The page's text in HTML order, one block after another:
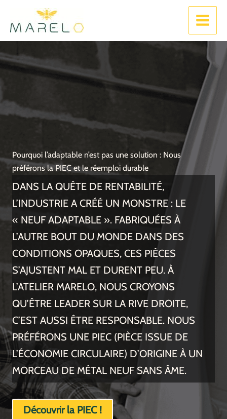
contenu
Pourquoi l’adaptable n’est pas une solution : Nous
préférons la PIEC et le réemploi durable
DANS LA QUÊTE DE RENTABILITÉ,
L’INDUSTRIE A CRÉÉ UN MONSTRE : LE
« NEUF ADAPTABLE ». FABRIQUÉES À
L’AUTRE BOUT DU MONDE DANS DES
CONDITIONS OPAQUES, CES PIÈCES
S’AJUSTENT MAL ET DURENT PEU. À
L’ATELIER MARELO, NOUS CROYONS
QU’ÊTRE LEADER SUR LA RIVE DROITE,
C’EST AUSSI ÊTRE RESPONSABLE. NOUS
PRÉFÉRONS UNE PIEC (PIÈCE ISSUE DE
L’ÉCONOMIE CIRCULAIRE) D’ORIGINE À UN
MORCEAU DE MÉTAL NEUF SANS ÂME.
Découvrir la PIEC !
Sinistre Auto ? Reprenez le
pouvoir. Zéro avance de Frais !